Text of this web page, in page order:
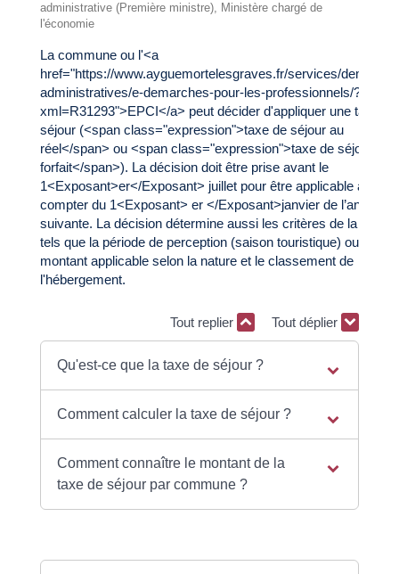
administrative (Première ministre), Ministère chargé de
l'économie
La commune ou l'<a
href="https://www.ayguemortelesgraves.fr/services/
administratives/e-demarches-pour-les-professionnels/?
xml=R31293">EPCI</a> peut décider d'appliquer une taxe de
séjour (<span class="expression">taxe de séjour au
réel</span> ou <span class="expression">taxe de séjour au
forfait</span>). La décision doit être prise avant le
1<Exposant>er</Exposant> juillet pour être applicable à
compter du 1<Exposant> er </Exposant>janvier de l’année
suivante. La décision détermine aussi les critères de la taxe,
tels que la période de perception (saison touristique) ou le
montant applicable selon la nature et le classement de
l'hébergement.
Tout replier Tout déplier
Qu'est-ce que la taxe de séjour ?
Comment calculer la taxe de séjour ?
Comment connaître le montant de la
taxe de séjour par commune ?